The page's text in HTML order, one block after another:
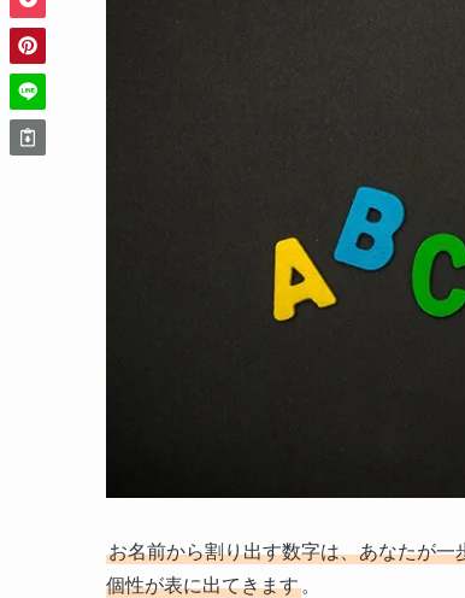
お名前から割り出す数字は、あなたが
個性が表に出てきます 。